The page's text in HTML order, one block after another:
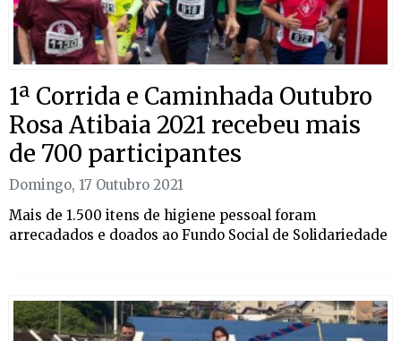
1ª Corrida e Caminhada Outubro
Rosa Atibaia 2021 recebeu mais
de 700 participantes
Domingo, 17 Outubro 2021
Mais de 1.500 itens de higiene pessoal foram
arrecadados e doados ao Fundo Social de Solidariedade